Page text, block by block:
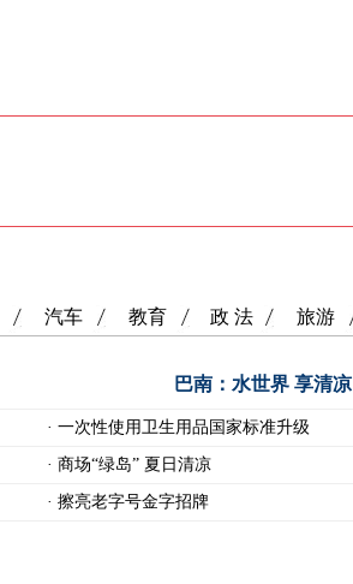
汽车 教育 政 法 旅游
巴南：水世界 享清凉
· 一次性使用卫生用品国家标准升级
· 商场“绿岛” 夏日清凉
· 擦亮老字号金字招牌